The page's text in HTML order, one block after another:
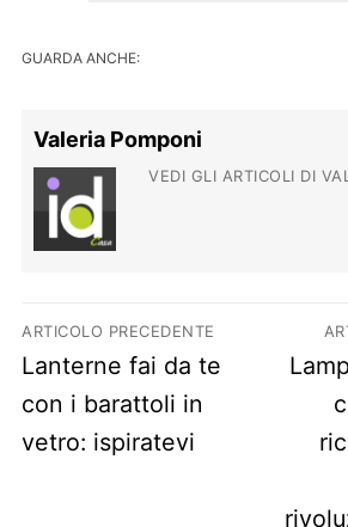
GUARDA ANCHE:
Valeria Pomponi
VEDI GLI ARTICOLI DI
Navigazione
ARTICOLO PRECEDENTE
Previous post:
Lanterne fai da te
con i barattoli in
vetro: ispiratevi
Next